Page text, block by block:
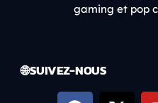
gaming et pop
🌐 SUIVEZ-NOUS